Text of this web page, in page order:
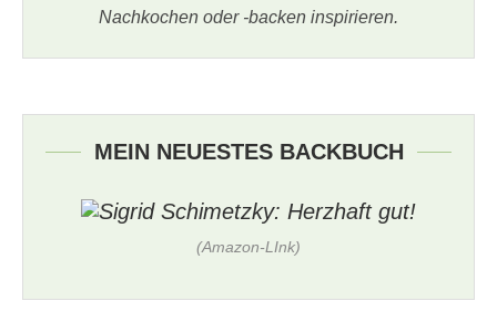
Nachkochen oder -backen inspirieren.
MEIN NEUESTES BACKBUCH
(Amazon-LInk)